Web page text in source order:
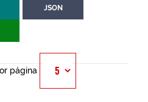
JSON
página